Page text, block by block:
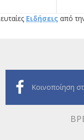
Ειδήσεις από
Κοινοποίηση